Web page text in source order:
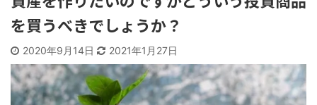
を買うべきでしょうか？
2020年9月14日 2021年1月27日